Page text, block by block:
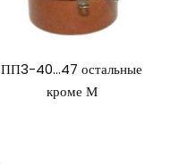
ПП3-40…47 остальные
кроме М